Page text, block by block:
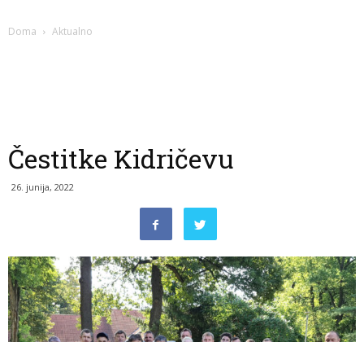
Doma Aktualno
Čestitke Kidričevu
26. junija, 2022